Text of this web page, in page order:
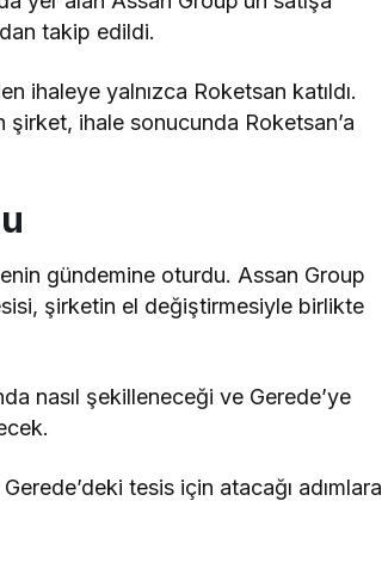
takip edildi.
ihaleye yalnızca Roketsan katıldı.
ihale sonucunda Roketsan’a
gündemine oturdu. Assan Group
şirketin el değiştirmesiyle birlikte
nasıl şekilleneceği ve Gerede’ye
tesis için atacağı adımlara